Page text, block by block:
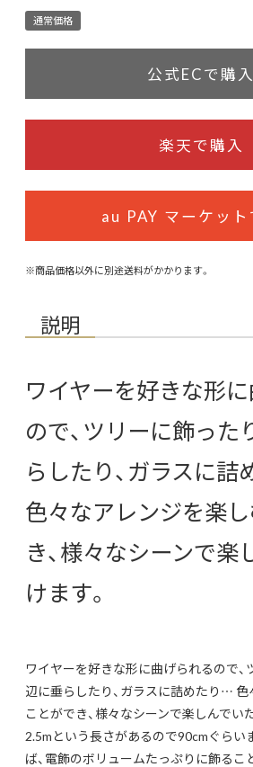
通常価格
公式ECで購入
楽天で購入
au PAY マーケット
※商品価格以外に別途送料がかかります。
説明
ワイヤーを好きな形
ので、ツリーに飾った
らしたり、ガラスに
色々なアレンジを楽
き、様々なシーンで楽
けます。
ワイヤーを好きな形に曲げられるので、
辺に垂らしたり、ガラスに詰めたり…
ことができ、様々なシーンで楽しんでい
2.5mという長さがあるので90cmぐらい
ば、電飾のボリュームたっぷりに飾るこ